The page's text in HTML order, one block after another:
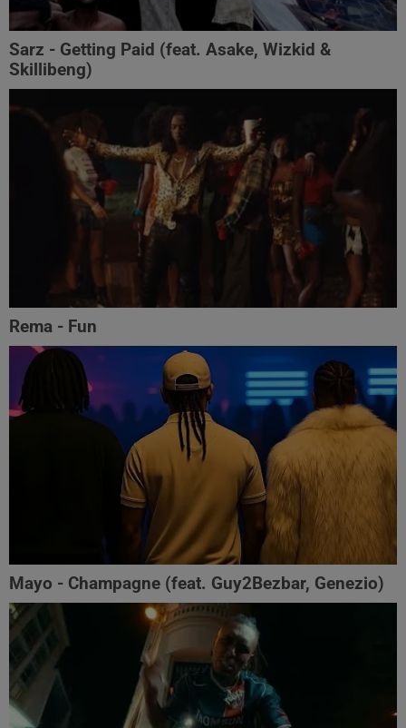
Sarz - Getting Paid (feat. Asake, Wizkid &
Skillibeng)
Rema - Fun
Mayo - Champagne (feat. Guy2Bezbar, Genezio)